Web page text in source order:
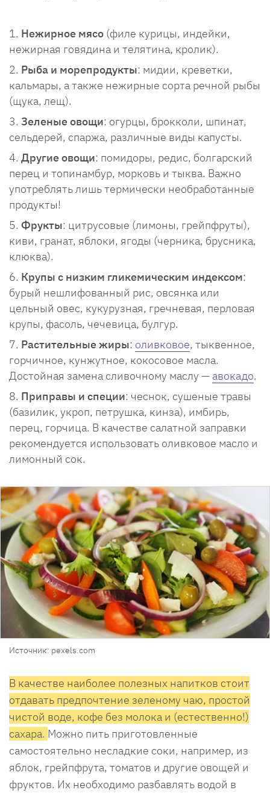
Нежирное мясо (филе курицы, индейки,
нежирная говядина и телятина, кролик).
Рыба и морепродукты: мидии, креветки,
кальмары, а также нежирные сорта речной рыбы
(щука, лещ).
Зеленые овощи: огурцы, брокколи, шпинат,
сельдерей, спаржа, различные виды капусты.
Другие овощи: помидоры, редис, болгарский
перец и топинамбур, морковь и тыква. Важно
употреблять лишь термически необработанные
продукты!
Фрукты: цитрусовые (лимоны, грейпфруты),
киви, гранат, яблоки, ягоды (черника, брусника,
клюква).
Крупы с низким гликемическим индексом:
бурый нешлифованный рис, овсянка или
цельный овес, кукурузная, гречневая, перловая
крупы, фасоль, чечевица, булгур.
Растительные жиры: оливковое, тыквенное,
горчичное, кунжутное, кокосовое масла.
Достойная замена сливочному маслу — авокадо.
Приправы и специи: чеснок, сушеные травы
(базилик, укроп, петрушка, кинза), имбирь,
перец, горчица. В качестве салатной заправки
рекомендуется использовать оливковое масло и
лимонный сок.
Источник: pexels.com
В качестве наиболее полезных напитков стоит
отдавать предпочтение зеленому чаю, простой
чистой воде, кофе без молока и (естественно!)
сахара. Можно пить приготовленные
самостоятельно несладкие соки, например, из
яблок, грейпфрута, томатов и другие овощей и
фруктов. Их необходимо разбавлять водой в